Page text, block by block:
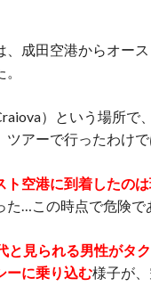
成田空港からオー
）という場所で
アーで行ったわけ
ト空港に到着したの
…この時点で危険で
と見られる男性がタ
ーに乗り込む様子が